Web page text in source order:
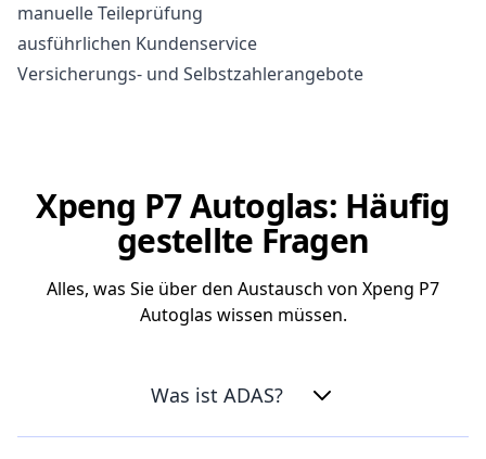
manuelle Teileprüfung
ausführlichen Kundenservice
Versicherungs- und Selbstzahlerangebote
Xpeng P7 Autoglas: Häufig
gestellte Fragen
Alles, was Sie über den Austausch von Xpeng P7
Autoglas wissen müssen.
Was ist ADAS?